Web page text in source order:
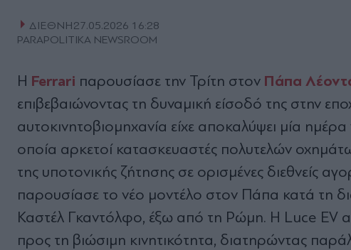
ΔΙΕΘΝΗ27.05.2026 16:28
PARAPOLITIKA NEWSROOM
Η Ferrari παρουσίασε την Τρίτη στον Πάπα
επιβεβαιώνοντας τη δυναμική είσοδό της στην
αυτοκινητοβιομηχανία είχε αποκαλύψει μία
οποία αρκετοί κατασκευαστές πολυτελών
της υποτονικής ζήτησης σε ορισμένες διεθνείς
παρουσίασε το νέο μοντέλο στον Πάπα κατά τη
Καστέλ Γκαντόλφο, έξω από τη Ρώμη. Η Luce EV
προς τη βιώσιμη κινητικότητα, διατηρώντας